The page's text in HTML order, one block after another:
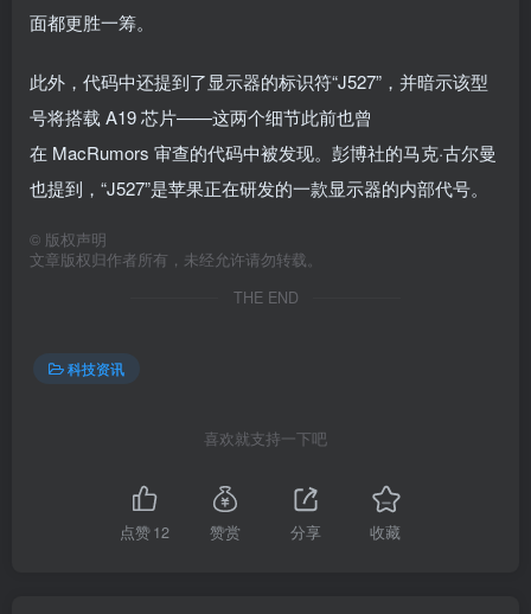
面都更胜一筹。
此外，代码中还提到了显示器的标识符“J527”，并暗示该型
号将搭载 A19 芯片——这两个细节此前也曾
在 MacRumors 审查的代码中被发现。彭博社的马克·古尔曼
也提到，“J527”是苹果正在研发的一款显示器的内部代号。
© 版权声明
文章版权归作者所有，未经允许请勿转载。
THE END
科技资讯
喜欢就支持一下吧
点赞12 赞赏 分享 收藏